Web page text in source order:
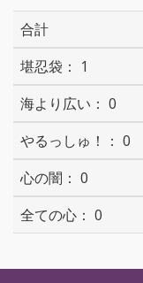
合計
1
0
0
0
0